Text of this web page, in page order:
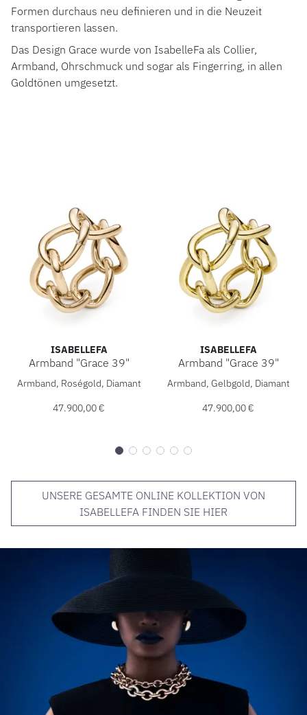
Formen durchaus neu definieren und in die Neuzeit
transportieren lassen.
Das Design Grace wurde von IsabelleFa als Collier,
Armband, Ohrschmuck und sogar als Fingerring, in allen
Goldtönen umgesetzt.
ISABELLEFA
Armband "Grace 39"
IsabelleFa Armband "Grace 39", Ref: 60039/21BKL-ROS,
Armband, Roségold, Diamant
47.900,00 €
ISABELLEFA
Armband "Grace 39"
IsabelleFa Armband
Armband, Gelbgold, Diamant
47.900,00 €
UNSERE GESAMTE ONLINE KOLLEKTION VON
ISABELLEFA FINDEN SIE HIER